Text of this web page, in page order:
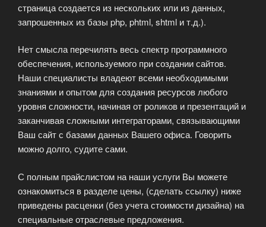
страница создается из нескольких или из данных,
запрошенных из базы php, phtml, shtml и т.д.).
Нет смысла перечилять весь спектр программного
обеспечения, используемого при создании сайтов.
Наши специалисты владеют всеми необходимыми
знаниями и опытом для создания ресурсов любого
уровня сложности, начиная от роликов и презентаций и
заканчивая сложными интеграторами, связывающими
Ваш сайт с базами данных Вашего офиса. Говорить
можно долго, судите сами.
С полным прайслистом на наши услуги Вы можете
ознакомиться в разделе цены, (сделать ссылку) ниже
приведены расценки (без учета стоимости дизайна) на
специальные отраслевые предложения.